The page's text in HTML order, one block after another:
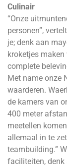
Culinair
“Onze
personen”,
je; denk aan
kroketjes
complete
Met name onze
waarderen.
de kamers van
400 meter
meetellen
allemaal in te
teambuilding.”
faciliteiten, denk